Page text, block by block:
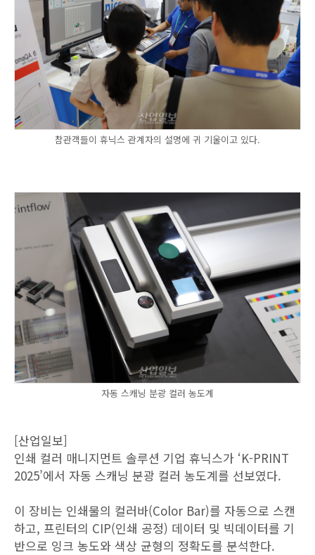
참관객들이 휴닉스 관계자의 설명에 귀 기울이고 있다.
자동 스캐닝 분광 컬러 농도계
[산업일보]
인쇄 컬러 매니지먼트 솔루션 기업 휴닉스가 ‘K-PRINT
2025’에서 자동 스캐닝 분광 컬러 농도계를 선보였다.
이 장비는 인쇄물의 컬러바(Color Bar)를 자동으로 스캔
하고, 프린터의 CIP(인쇄 공정) 데이터 및 빅데이터를 기
반으로 잉크 농도와 색상 균형의 정확도를 분석한다.